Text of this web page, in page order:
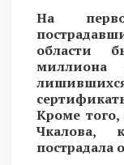
На
области
Кроме
Чкалова,
пострадала